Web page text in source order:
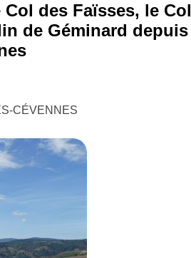
des Faïsses, le Col
de Géminard depuis
CÉVENNES